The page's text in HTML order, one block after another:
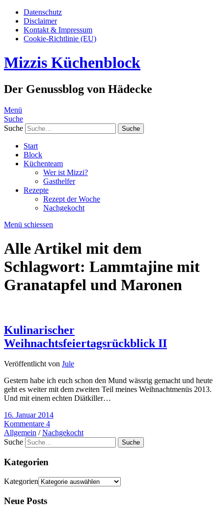
Datenschutz
Disclaimer
Kontakt & Impressum
Cookie-Richtlinie (EU)
Mizzis Küchenblock
Der Genussblog von Hädecke
Menü
Suche
Suche
Start
Block
Küchenteam
Wer ist Mizzi?
Gasthelfer
Rezepte
Rezept der Woche
Nachgekocht
Menü schiessen
Alle Artikel mit dem
Schlagwort: Lammtajine mit
Granatapfel und Maronen
Kulinarischer
Weihnachtsfeiertagsrückblick II
Veröffentlicht von Jule
Gestern habe ich euch schon den Mund wässrig gemacht und heute
geht es weiter mit dem zweiten Teil meines Weihnachtmenüs 2013.
Und mit einem echten Diätkiller…
16. Januar 2014
Kommentare 4
Allgemein /Nachgekocht
Suche
Kategorien
Kategorien
Neue Posts